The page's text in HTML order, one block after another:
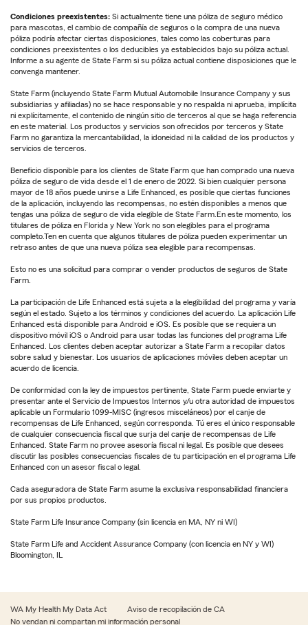
Condiciones preexistentes: Si actualmente tiene una póliza de seguro médico
para mascotas, el cambio de compañía de seguros o la compra de una nueva
póliza podría afectar ciertas disposiciones, tales como las coberturas para
condiciones preexistentes o los deducibles ya establecidos bajo su póliza actual.
Informe a su agente de State Farm si su póliza actual contiene disposiciones que le
convenga mantener.
State Farm (incluyendo State Farm Mutual Automobile Insurance Company y sus
subsidiarias y afiliadas) no se hace responsable y no respalda ni aprueba, implícita
ni explícitamente, el contenido de ningún sitio de terceros al que se haga referencia
en este material. Los productos y servicios son ofrecidos por terceros y State
Farm no garantiza la mercantabilidad, la idoneidad ni la calidad de los productos y
servicios de terceros.
Beneficio disponible para los clientes de State Farm que han comprado una nueva
póliza de seguro de vida desde el 1 de enero de 2022. Si bien cualquier persona
mayor de 18 años puede unirse a Life Enhanced, es posible que ciertas funciones
de la aplicación, incluyendo las recompensas, no estén disponibles a menos que
tengas una póliza de seguro de vida elegible de State Farm.En este momento, los
titulares de póliza en Florida y New York no son elegibles para el programa
completo.Ten en cuenta que algunos titulares de póliza pueden experimentar un
retraso antes de que una nueva póliza sea elegible para recompensas.
Esto no es una solicitud para comprar o vender productos de seguros de State
Farm.
La participación de Life Enhanced está sujeta a la elegibilidad del programa y varía
según el estado. Sujeto a los términos y condiciones del acuerdo. La aplicación Life
Enhanced está disponible para Android e iOS. Es posible que se requiera un
dispositivo móvil iOS o Android para usar todas las funciones del programa Life
Enhanced. Los clientes deben aceptar autorizar a State Farm a recopilar datos
sobre salud y bienestar. Los usuarios de aplicaciones móviles deben aceptar un
acuerdo de licencia.
De conformidad con la ley de impuestos pertinente, State Farm puede enviarte y
presentar ante el Servicio de Impuestos Internos y/u otra autoridad de impuestos
aplicable un Formulario 1099-MISC (ingresos misceláneos) por el canje de
recompensas de Life Enhanced, según corresponda. Tú eres el único responsable
de cualquier consecuencia fiscal que surja del canje de recompensas de Life
Enhanced. State Farm no provee asesoría fiscal ni legal. Es posible que desees
discutir las posibles consecuencias fiscales de tu participación en el programa Life
Enhanced con un asesor fiscal o legal.
Cada aseguradora de State Farm asume la exclusiva responsabilidad financiera
por sus propios productos.
State Farm Life Insurance Company (sin licencia en MA, NY ni WI)
State Farm Life and Accident Assurance Company (con licencia en NY y WI)
Bloomington, IL
WA My Health My Data Act
Aviso de recopilación de CA
No vendan ni compartan mi información personal